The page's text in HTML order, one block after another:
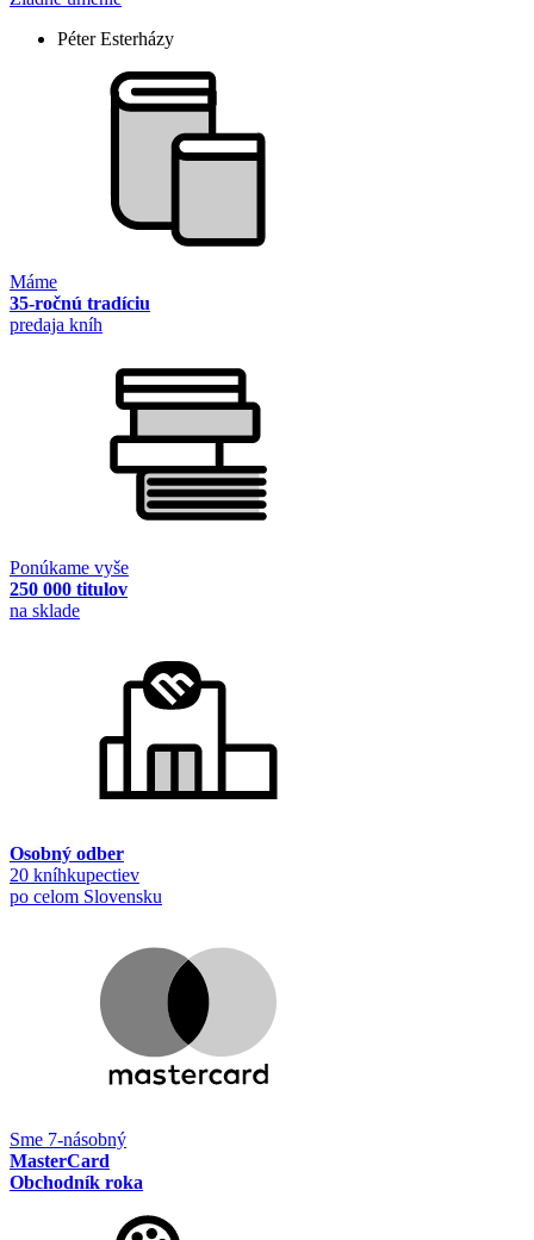
Péter Esterházy
Máme
35-ročnú tradíciu
predaja kníh
Ponúkame vyše
250 000 titulov
na sklade
Osobný odber
20 kníhkupectiev
po celom Slovensku
Sme 7-násobný
MasterCard
Obchodník roka